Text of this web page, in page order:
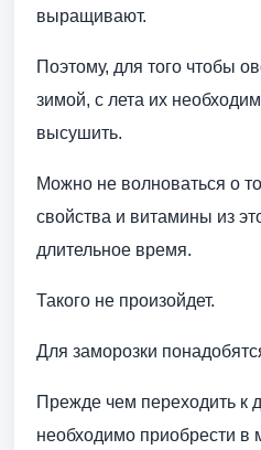
выращивают.
Поэтому, для того чтобы
зимой, с лета их
высушить.
Можно не волноваться о
свойства и витамины из
длительное время.
Такого не произойдет.
Для заморозки
Прежде чем переходить к
необходимо приобрести в